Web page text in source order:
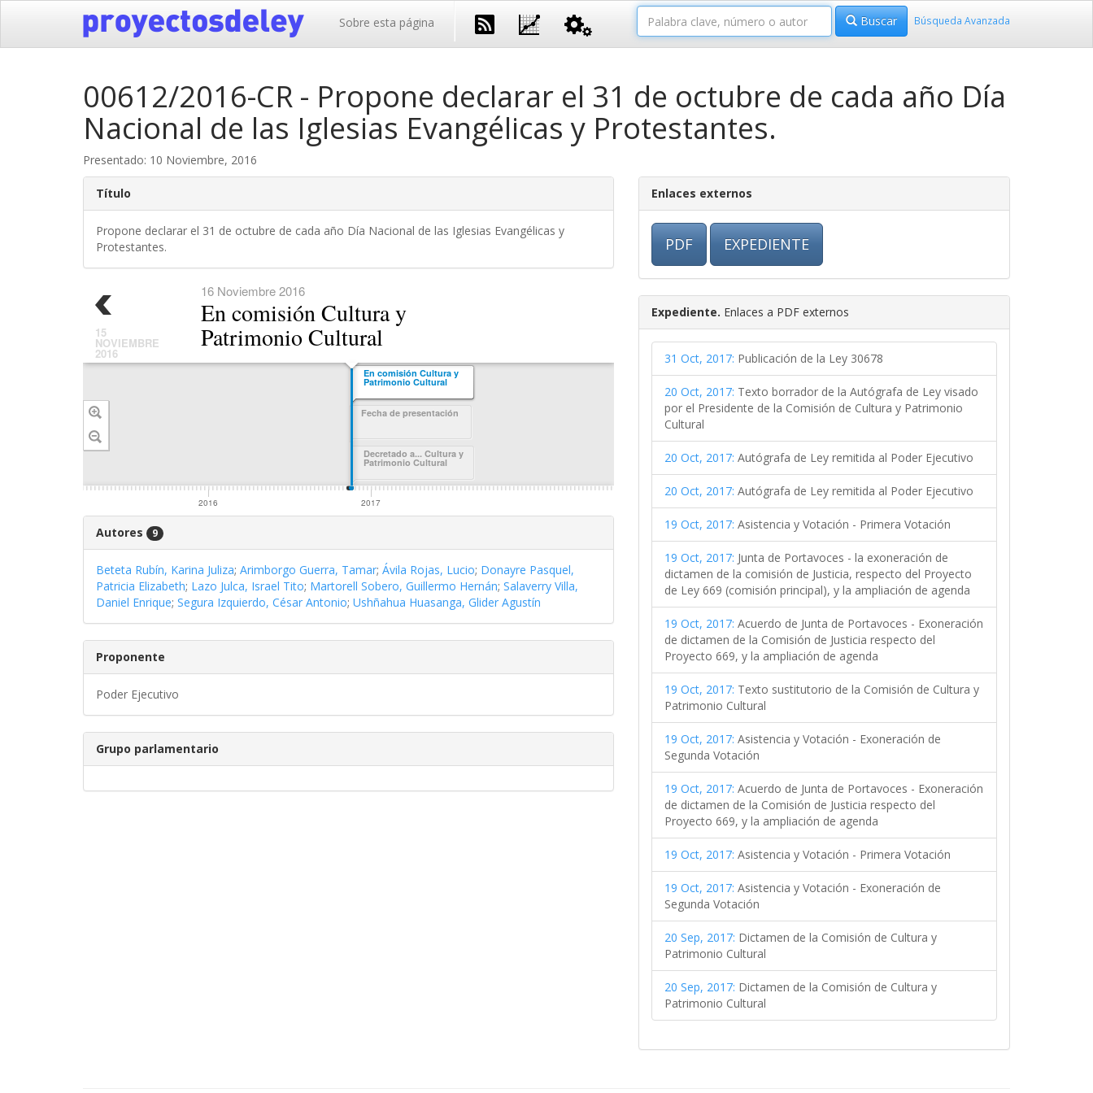
Sobre esta página Buscar Búsqueda Avanzada
00612/2016-CR - Propone declarar el 31 de octubre de cada año Día
Nacional de las Iglesias Evangélicas y Protestantes.
Presentado: 10 Noviembre, 2016
Título
Propone declarar el 31 de octubre de cada año Día Nacional de las Iglesias Evangélicas y
Protestantes.
16 Noviembre 2016
En comisión Cultura y
Patrimonio Cultural
15
NOVIEMBRE
2016
Decretado a...
Cultural
Fecha de presentación
Decretado a... Cultura y
Patrimonio Cultural
En comisión Cultura y
Patrimonio Cultural
2020
2016 2017
Autores 9
Beteta Rubín, Karina Juliza; Arimborgo Guerra, Tamar; Ávila Rojas, Lucio; Donayre Pasquel,
Patricia Elizabeth; Lazo Julca, Israel Tito; Martorell Sobero, Guillermo Hernán; Salaverry Villa,
Daniel Enrique; Segura Izquierdo, César Antonio; Ushñahua Huasanga, Glider Agustín
Proponente
Poder Ejecutivo
Grupo parlamentario
Enlaces externos
PDF EXPEDIENTE
Expediente. Enlaces a PDF externos
31 Oct, 2017: Publicación de la Ley 30678
20 Oct, 2017: Texto borrador de la Autógrafa de Ley visado
por el Presidente de la Comisión de Cultura y Patrimonio
Cultural
20 Oct, 2017: Autógrafa de Ley remitida al Poder Ejecutivo
20 Oct, 2017: Autógrafa de Ley remitida al Poder Ejecutivo
19 Oct, 2017: Asistencia y Votación - Primera Votación
19 Oct, 2017: Junta de Portavoces - la exoneración de
dictamen de la comisión de Justicia, respecto del Proyecto
de Ley 669 (comisión principal), y la ampliación de agenda
19 Oct, 2017: Acuerdo de Junta de Portavoces - Exoneración
de dictamen de la Comisión de Justicia respecto del
Proyecto 669, y la ampliación de agenda
19 Oct, 2017: Texto sustitutorio de la Comisión de Cultura y
Patrimonio Cultural
19 Oct, 2017: Asistencia y Votación - Exoneración de
Segunda Votación
19 Oct, 2017: Acuerdo de Junta de Portavoces - Exoneración
de dictamen de la Comisión de Justicia respecto del
Proyecto 669, y la ampliación de agenda
19 Oct, 2017: Asistencia y Votación - Primera Votación
19 Oct, 2017: Asistencia y Votación - Exoneración de
Segunda Votación
20 Sep, 2017: Dictamen de la Comisión de Cultura y
Patrimonio Cultural
20 Sep, 2017: Dictamen de la Comisión de Cultura y
Patrimonio Cultural